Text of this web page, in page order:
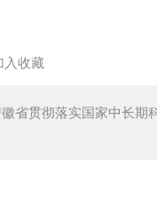
入收藏
省贯彻落实国家中长期